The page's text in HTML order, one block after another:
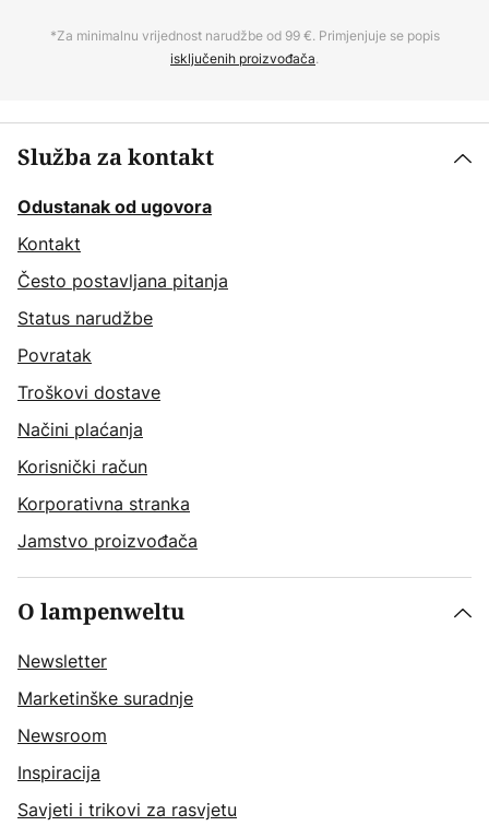
*Za minimalnu vrijednost narudžbe od 99 €. Primjenjuje se popis
isključenih proizvođača.
Služba za kontakt
Odustanak od ugovora
Kontakt
Često postavljana pitanja
Status narudžbe
Povratak
Troškovi dostave
Načini plaćanja
Korisnički račun
Korporativna stranka
Jamstvo proizvođača
O lampenweltu
Newsletter
Marketinške suradnje
Newsroom
Inspiracija
Savjeti i trikovi za rasvjetu